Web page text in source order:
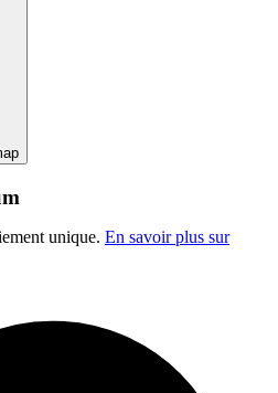
unique. En savoir plus sur